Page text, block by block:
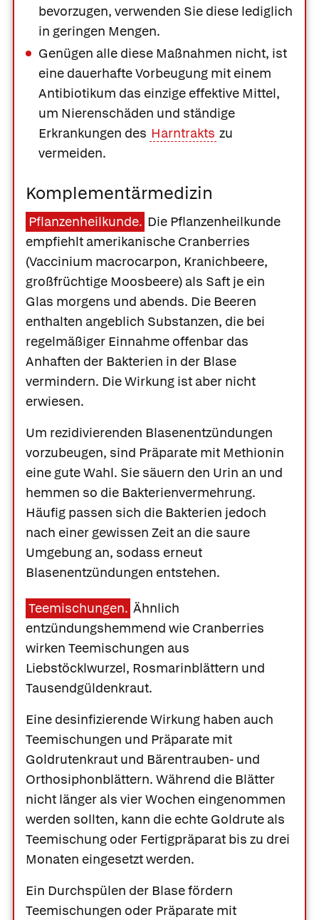
bevorzugen, verwenden Sie diese lediglich
in geringen Mengen.
Genügen alle diese Maßnahmen nicht, ist
eine dauerhafte Vorbeugung mit einem
Antibiotikum das einzige effektive Mittel,
um Nierenschäden und ständige
Erkrankungen des Harntrakts zu
vermeiden.
Komplementärmedizin
Pflanzenheilkunde. Die Pflanzenheilkunde
empfiehlt amerikanische Cranberries
(Vaccinium macrocarpon, Kranichbeere,
großfrüchtige Moosbeere) als Saft je ein
Glas morgens und abends. Die Beeren
enthalten angeblich Substanzen, die bei
regelmäßiger Einnahme offenbar das
Anhaften der Bakterien in der Blase
vermindern. Die Wirkung ist aber nicht
erwiesen.
Um rezidivierenden Blasenentzündungen
vorzubeugen, sind Präparate mit Methionin
eine gute Wahl. Sie säuern den Urin an und
hemmen so die Bakterienvermehrung.
Häufig passen sich die Bakterien jedoch
nach einer gewissen Zeit an die saure
Umgebung an, sodass erneut
Blasenentzündungen entstehen.
Teemischungen. Ähnlich
entzündungshemmend wie Cranberries
wirken Teemischungen aus
Liebstöcklwurzel, Rosmarinblättern und
Tausendgüldenkraut.
Eine desinfizierende Wirkung haben auch
Teemischungen und Präparate mit
Goldrutenkraut und Bärentrauben- und
Orthosiphonblättern. Während die Blätter
nicht länger als vier Wochen eingenommen
werden sollten, kann die echte Goldrute als
Teemischung oder Fertigpräparat bis zu drei
Monaten eingesetzt werden.
Ein Durchspülen der Blase fördern
Teemischungen oder Präparate mit